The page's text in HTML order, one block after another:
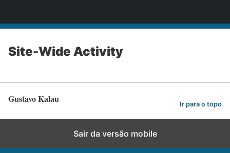
Site-Wide Activity
Gustavo Kalau Ir para o topo
Sair da versão mobile